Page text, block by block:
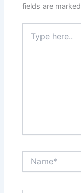
fields are marked
here..